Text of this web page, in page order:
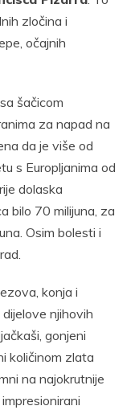
zločina i
očajnih
šačicom
za napad na
da je više od
s Europljanima od
dolaska
bilo 70 milijuna, za
Osim bolesti i
konja i
njihovih
gonjeni
količinom zlata
na najokrutnije